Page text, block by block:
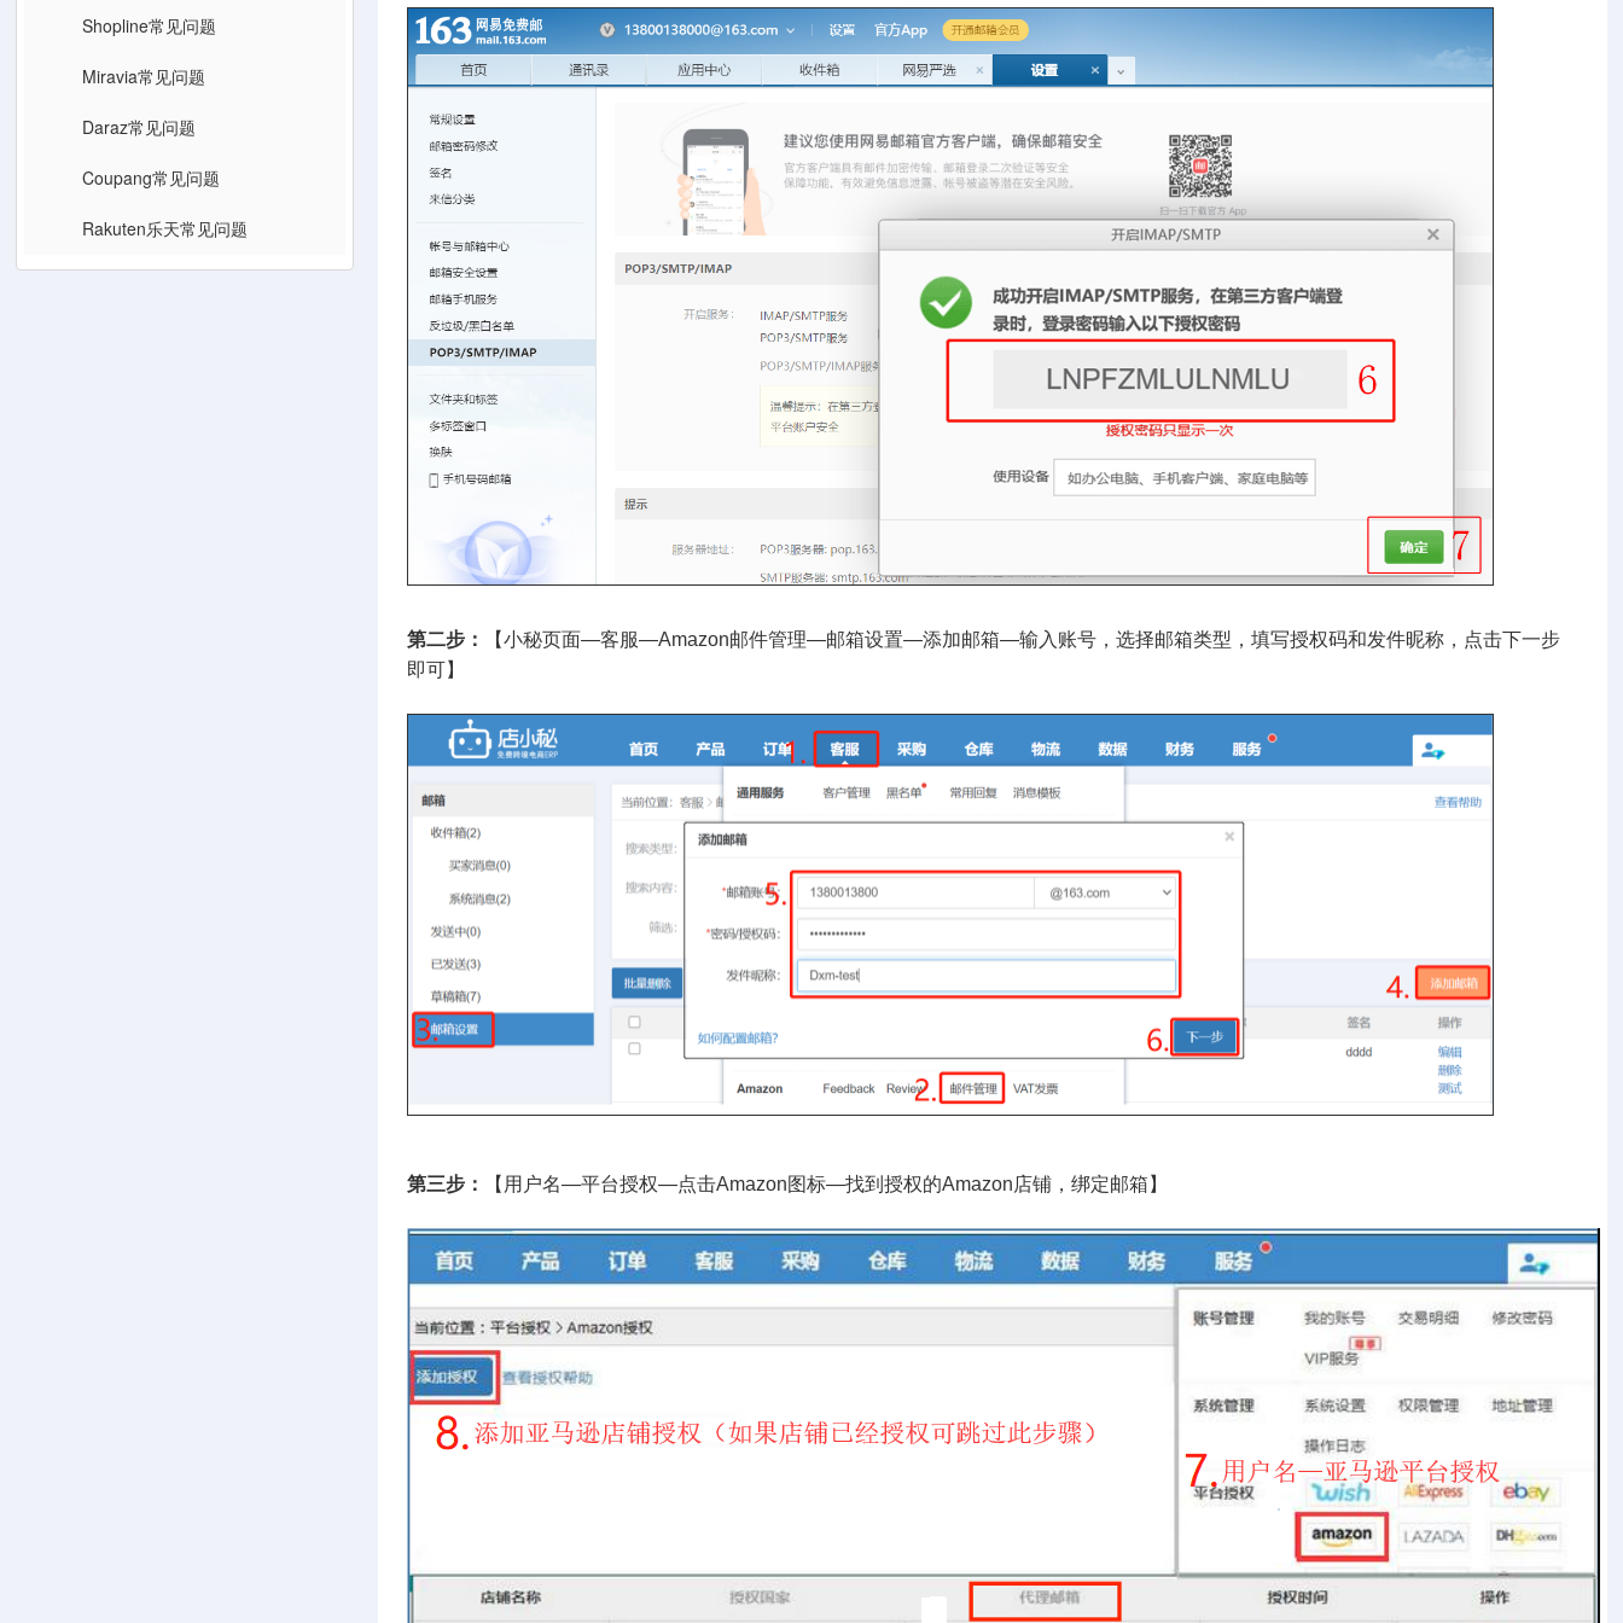
Shopline常见问题
Miravia常见问题
Daraz常见问题
Coupang常见问题
Rakuten乐天常见问题
第二步：
【小秘页面—客服—Amazon邮件管理—邮箱设置—添加邮箱—输入账号，选择邮箱类型，填写授权码和发件昵称，点击下一步
即可】
第三步： 【用户名—平台授权—点击Amazon图标—找到授权的Amazon店铺，绑定邮箱】